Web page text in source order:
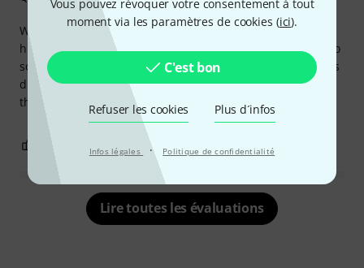
Vous pouvez révoquer votre consentement à tout
moment via les paramètres de cookies (ici).
C'est bon
Refuser les cookies Plus d´infos
Infos légales · Politique de confidentialité
What can I say, it's a good quality single coil sized
humbucker, from a really good brand. Just don't expect it to
sound like a full sized humbucker in a LP type of guitar. It is
different. I can recommend it to someone who wants to
thicken it's Strat sound.
SIGNALER L'ÉVALUATION
Lire toutes les évaluations